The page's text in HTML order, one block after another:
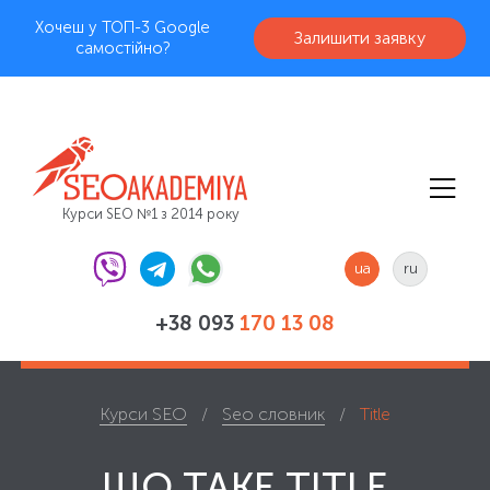
Хочеш у ТОП-3 Google
самостійно?
Залишити заявку
Курси SEO №1 з 2014 року
+38 093 170 13 08
ua ru
Курси SEO Seo словник Title